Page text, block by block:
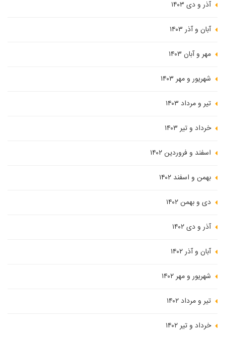
آذر و دی ۱۴۰۳
آبان و آذر ۱۴۰۳
مهر و آبان ۱۴۰۳
شهریور و مهر ۱۴۰۳
تیر و مرداد ۱۴۰۳
خرداد و تیر ۱۴۰۳
اسفند و فروردین ۱۴۰۲
بهمن و اسفند ۱۴۰۲
دی و بهمن ۱۴۰۲
آذر و دی ۱۴۰۲
آبان و آذر ۱۴۰۲
شهریور و مهر ۱۴۰۲
تیر و مرداد ۱۴۰۲
خرداد و تیر ۱۴۰۲